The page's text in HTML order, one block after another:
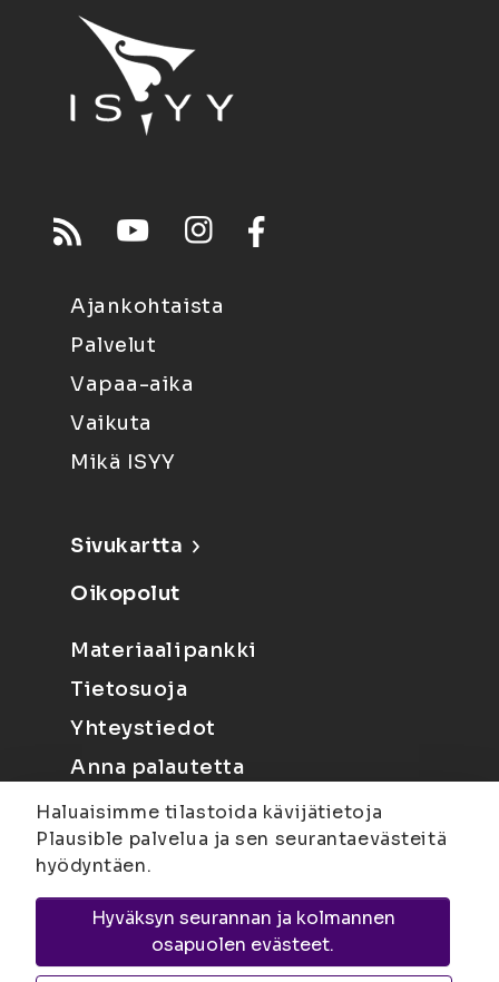
Ajankohtaista
Palvelut
Vapaa-aika
Vaikuta
Mikä ISYY
Sivukartta
Oikopolut
Materiaalipankki
Tietosuoja
Yhteystiedot
Anna palautetta
Joensuu
Suvantokatu 6, 80100 Joensuu |
KuopioYliopistonranta 15, PL 1627, 70211
Haluaisimme tilastoida kävijätietoja
Plausible palvelua ja sen seurantaevästeitä
hyödyntäen.
Hyväksyn seurannan ja kolmannen
osapuolen evästeet.